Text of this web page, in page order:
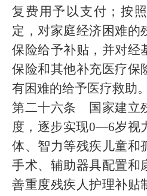
复费用予以支付；按
定，对家庭经济困难的
保险给予补贴，并对经
保险和其他补充医疗保
有困难的给予医疗救助。
第二十六条 国家建立
度，逐步实现0—6岁视
体、智力等残疾儿童和
手术、辅助器具配置和
善重度残疾人护理补贴